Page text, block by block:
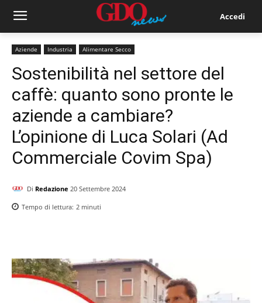
Accedi
Aziende Industria Alimentare Secco
Sostenibilità nel settore del
caffè: quanto sono pronte le
aziende a cambiare?
L’opinione di Luca Solari (Ad
Commerciale Covim Spa)
Di Redazione 20 Settembre 2024
Tempo di lettura: 2 minuti